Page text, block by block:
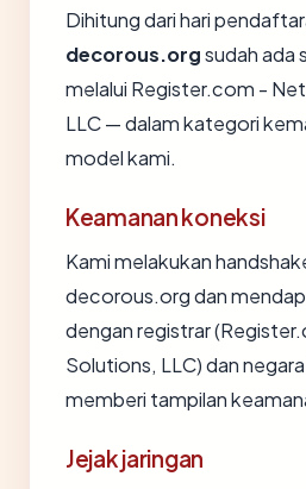
Dihitung dari hari
decorous.orgsudah ada
melalui Register.com -
LLC — dalam kategori
model kami.
Keamanan koneksi
Kami melakukan
decorous.org dan
dengan registrar
Solutions, LLC) dan
memberi tampilan
Jejak jaringan